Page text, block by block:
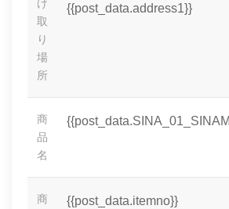
け
取
り
場
所
{{post_data.address1}}
商
品
名
商
{{post_data.itemno}}